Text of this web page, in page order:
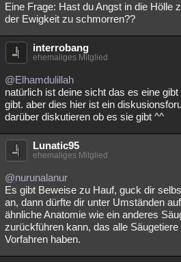
Eine Frage: Hast du Angst in die Hölle
der Ewigkeit zu schmorren??
interrobang
ehemaliges Mitglied
@Elhamdulillah
natürlich ist deine sicht das es eine
gibt. aber dies hier ist ein
darüber diskutieren ob es sie gibt ^^
Lunatic95
ehemaliges Mitglied
@nurunalanur
Es gibt Beweise zu Hauf, guck dir
an, dann dürfte dir unter Umständen
ähnliche Anatomie wie ein anderes
zurückführen kann, das alle
Vorfahren haben.